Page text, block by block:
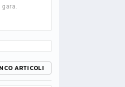
ARTICOLI